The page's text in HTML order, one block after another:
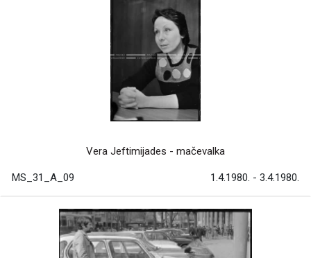
Vera Jeftimijades - mačevalka
MS_31_A_09 1.4.1980. - 3.4.1980.